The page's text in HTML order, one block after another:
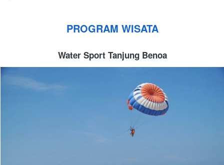
PROGRAM WISATA
Water Sport Tanjung Benoa